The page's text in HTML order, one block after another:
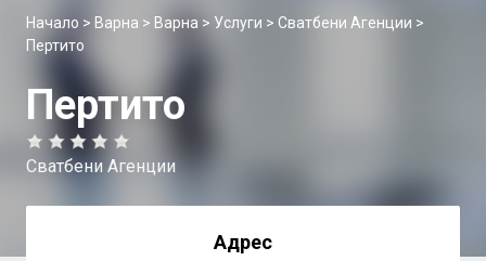
Начало > Варна > Варна > Услуги > Сватбени Агенции >
Пертито
Пертито
Сватбени Агенции
Адрес